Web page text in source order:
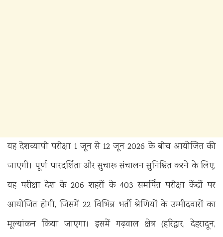
यह देशव्यापी परीक्षा 1 जून से 12 जून 2026 के बीच आयोजित की
जाएगी। पूर्ण पारदर्शिता और सुचारू संचालन सुनिश्चित करने के लिए,
यह परीक्षा देश के 206 शहरों के 403 समर्पित परीक्षा केंद्रों पर
आयोजित होगी, जिसमें 22 विभिन्न भर्ती श्रेणियों के उम्मीदवारों का
मूल्यांकन किया जाएगा। इसमें गढ़वाल क्षेत्र (हरिद्वार, देहरादून,